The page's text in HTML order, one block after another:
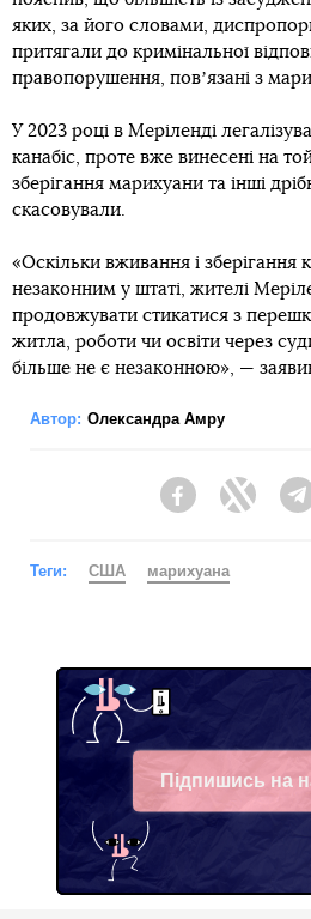
яких, за його словами,
притягали до кримінальної
правопорушення, повʼязані з
У 2023 році в Меріленді
канабіс, проте вже винесені на
зберігання марихуани та інші
скасовували.
«Оскільки вживання і зберігання
незаконним у штаті, жителі
продовжувати стикатися з
житла, роботи чи освіти через
більше не є незаконною», —
Автор: Олександра Амру
FacebookTwitter
Теги: США марихуана
Підпишись на
Telegram